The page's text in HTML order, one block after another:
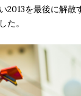
2013を最後に解散
た。